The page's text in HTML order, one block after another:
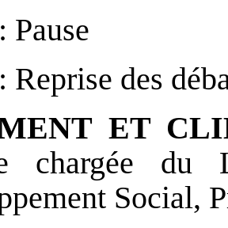
Pause
Reprise des
ET
chargée du
Social,